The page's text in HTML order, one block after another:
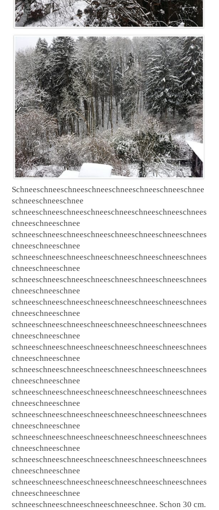
Schneeschneeschneeschneeschneeschneeschneeschnee
schneeschneeschnee
schneeschneeschneeschneeschneeschneeschneeschnees
chneeschneeschnee
schneeschneeschneeschneeschneeschneeschneeschnees
chneeschneeschnee
schneeschneeschneeschneeschneeschneeschneeschnees
chneeschneeschnee
schneeschneeschneeschneeschneeschneeschneeschnees
chneeschneeschnee
schneeschneeschneeschneeschneeschneeschneeschnees
chneeschneeschnee
schneeschneeschneeschneeschneeschneeschneeschnees
chneeschneeschnee
schneeschneeschneeschneeschneeschneeschneeschnees
chneeschneeschnee
schneeschneeschneeschneeschneeschneeschneeschnees
chneeschneeschnee
schneeschneeschneeschneeschneeschneeschneeschnees
chneeschneeschnee
schneeschneeschneeschneeschneeschneeschneeschnees
chneeschneeschnee
schneeschneeschneeschneeschneeschneeschneeschnees
chneeschneeschnee
schneeschneeschneeschneeschneeschneeschneeschnees
chneeschneeschnee
schneeschneeschneeschneeschneeschneeschneeschnees
chneeschneeschnee
schneeschneeschneeschneeschneeschnee. Schon 30 cm.